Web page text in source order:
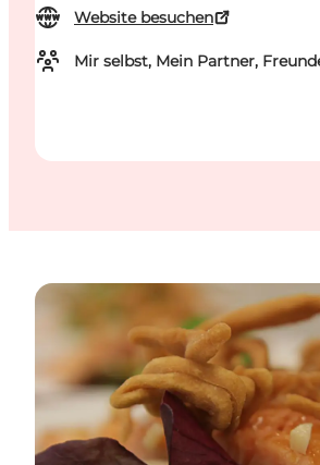
Website besuchen
Mir selbst, Mein Partner,